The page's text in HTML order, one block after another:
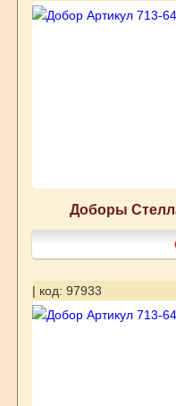
Доборы
| код: 97933